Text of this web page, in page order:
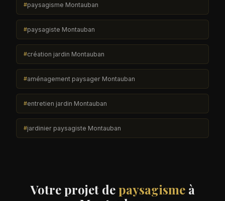
paysagisme Montauban
paysagiste Montauban
création jardin Montauban
aménagement paysager Montauban
entretien jardin Montauban
jardinier paysagiste Montauban
Votre projet depaysagismeà